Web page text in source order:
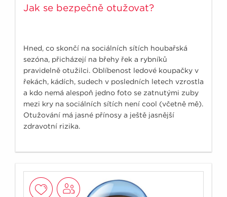
Jak se bezpečně otužovat?
Hned, co skončí na sociálních sítích houbařská
sezóna, přicházejí na břehy řek a rybníků
pravidelně otužilci. Oblíbenost ledové koupačky v
řekách, kádích, sudech v posledních letech vzrostla
a kdo nemá alespoň jedno foto se zatnutými zuby
mezi kry na sociálních sítích není cool (včetně mě).
Otužování má jasné přínosy a ještě jasnější
zdravotní rizika.